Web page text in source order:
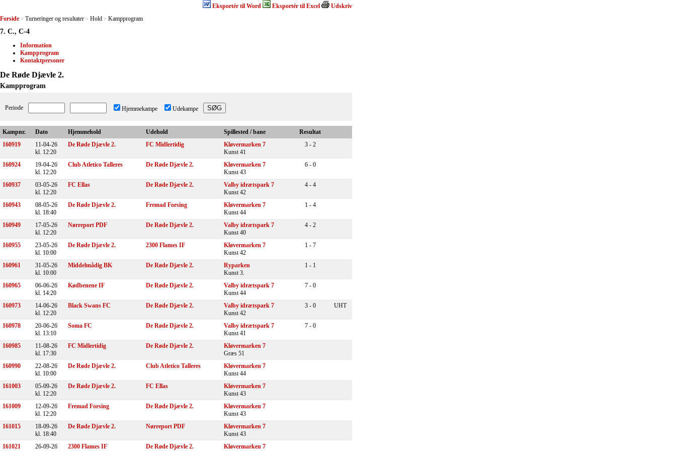
Eksportér til Word Eksportér til Excel
Udskriv
Forside > Turneringer og resultater > Hold > Kampprogram
7. C., C-4
Information
Kampprogram
Kontaktpersoner
De Røde Djævle 2.
Kampprogram
Periode Hjemmekampe Udekampe
Kampnr. Dato Hjemmehold Udehold Spillested / bane
Resultat
160919
11-04-26
kl. 12:20
De Røde Djævle 2. FC Midlertidig
Kløvermarken 7
Kunst 41
3 - 2
160924
19-04-26
kl. 12:20
Club Atletico Talleres De Røde Djævle 2.
Kløvermarken 7
Kunst 43
6 - 0
160937
03-05-26
kl. 12:20
FC Ellas De Røde Djævle 2.
Valby idrætspark 7
Kunst 42
4 - 4
160943
08-05-26
kl. 18:40
De Røde Djævle 2. Fremad Forsing
Kløvermarken 7
Kunst 44
1 - 4
160949
17-05-26
kl. 12:20
Nørreport PDF De Røde Djævle 2.
Valby idrætspark 7
Kunst 40
4 - 2
160955
23-05-26
kl. 10:00
De Røde Djævle 2. 2300 Flames IF
Kløvermarken 7
Kunst 42
1 - 7
160961
31-05-26
kl. 10:00
Middelmådig BK De Røde Djævle 2.
Ryparken
Kunst 3.
1 - 1
160965
06-06-26
kl. 14:20
Kødbenene IF De Røde Djævle 2.
Valby idrætspark 7
Kunst 44
7 - 0
160973
14-06-26
kl. 12:20
Black Swans FC De Røde Djævle 2.
Valby idrætspark 7
Kunst 42
3 - 0 UHT
160978
20-06-26
kl. 13:10
Soma FC De Røde Djævle 2.
Valby idrætspark 7
Kunst 41
7 - 0
160985
11-08-26
kl. 17:30
FC Midlertidig De Røde Djævle 2.
Kløvermarken 7
Græs 51
160990
22-08-26
kl. 10:00
De Røde Djævle 2. Club Atletico Talleres
Kløvermarken 7
Kunst 44
161003
05-09-26
kl. 12:20
De Røde Djævle 2. FC Ellas
Kløvermarken 7
Kunst 43
161009
12-09-26
kl. 12:20
Fremad Forsing De Røde Djævle 2.
Kløvermarken 7
Kunst 43
161015
18-09-26
kl. 18:40
De Røde Djævle 2. Nørreport PDF
Kløvermarken 7
Kunst 43
161021
26-09-26
2300 Flames IF De Røde Djævle 2.
Kløvermarken 7